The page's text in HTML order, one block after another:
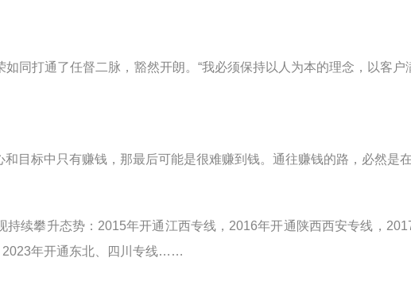
同打通了任督二脉，豁然开朗。 “我必须保持以人为本的理念，以客
目标中只有赚钱，那最后可能是很难赚到钱。通往赚钱的路，必然是
续攀升态势： 2015年开通江西专线， 2016年开通陕西西安专线，
2023年开通东北、四川专线……